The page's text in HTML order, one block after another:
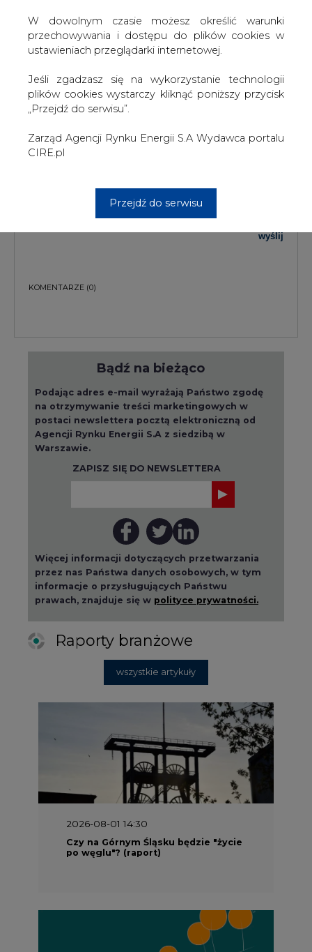
W dowolnym czasie możesz określić warunki
przechowywania i dostępu do plików cookies w
ustawieniach przeglądarki internetowej.
Jeśli zgadzasz się na wykorzystanie technologii
plików cookies wystarczy kliknąć poniższy przycisk
„Przejdź do serwisu”.
Zarząd Agencji Rynku Energii S.A Wydawca portalu
CIRE.pl
Przejdź do serwisu
TREŚĆ KOMENTARZA
PODPIS
Przesłanie komentarza oznacza akceptację zasad korzystania z portalu
wyślij
KOMENTARZE (0)
Bądź na bieżąco
Podając adres e-mail wyrażają Państwo zgodę
na otrzymywanie treści marketingowych w
postaci newslettera pocztą elektroniczną od
Agencji Rynku Energii S.A z siedzibą w
Warszawie.
ZAPISZ SIĘ DO NEWSLETTERA
Więcej informacji dotyczących przetwarzania
przez nas Państwa danych osobowych, w tym
informacje o przysługujących Państwu
prawach, znajduje się w polityce prywatności.
Raporty branżowe
wszystkie artykuły
2026-08-01 14:30
Czy na Górnym Śląsku będzie "życie
po węglu"? (raport)